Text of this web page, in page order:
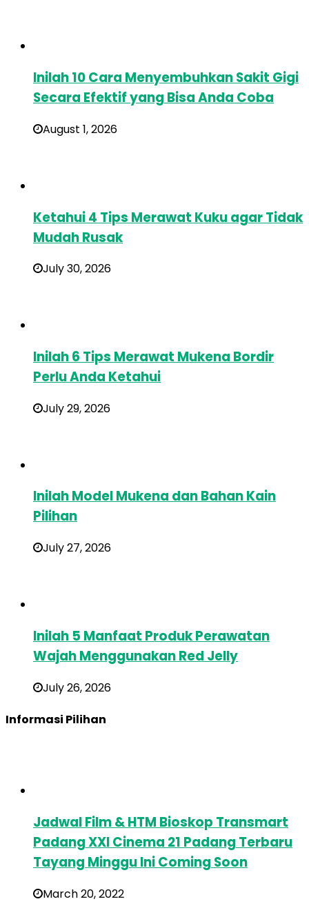
Inilah 10 Cara Menyembuhkan Sakit Gigi
Secara Efektif yang Bisa Anda Coba
August 1, 2026
Ketahui 4 Tips Merawat Kuku agar Tidak
Mudah Rusak
July 30, 2026
Inilah 6 Tips Merawat Mukena Bordir
Perlu Anda Ketahui
July 29, 2026
Inilah Model Mukena dan Bahan Kain
Pilihan
July 27, 2026
Inilah 5 Manfaat Produk Perawatan
Wajah Menggunakan Red Jelly
July 26, 2026
Informasi Pilihan
Jadwal Film & HTM Bioskop Transmart
Padang XXI Cinema 21 Padang Terbaru
Tayang Minggu Ini Coming Soon
March 20, 2022